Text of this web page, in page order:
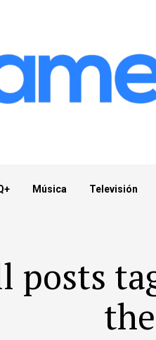
Música Televisión
posts